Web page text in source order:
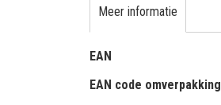
de
afbeeldingen-
gallerij
Meer informatie
Meer
EAN
EAN code omverpakking